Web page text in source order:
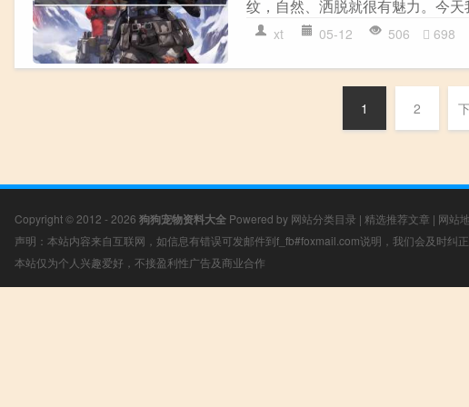
纹，自然、洒脱就很有魅力。今
xt 05-12 506 698
1 2
Copyright © 2012 - 2026 狗狗宠物资料大全 Powered by 网站分类目录 | 精选推荐文章 | 网站
声明：本站内容来自互联网，如信息有错误可发邮件到f_fb#foxmail.com说明，我们会及时纠
本站仅为个人兴趣爱好，不接盈利性广告及商业合作